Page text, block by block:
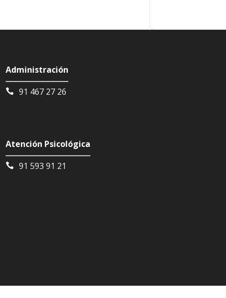
Administración
91 467 27 26
Atención Psicológica
91 593 91 21